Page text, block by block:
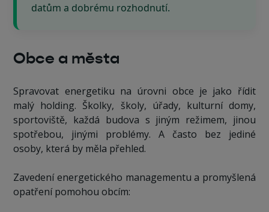
datům a dobrému rozhodnutí.
Obce a města
Spravovat energetiku na úrovni obce je jako řídit
malý holding. Školky, školy, úřady, kulturní domy,
sportoviště, každá budova s jiným režimem, jinou
spotřebou, jinými problémy. A často bez jediné
osoby, která by měla přehled.
Zavedení energetického managementu a promyšlená
opatření pomohou obcím: